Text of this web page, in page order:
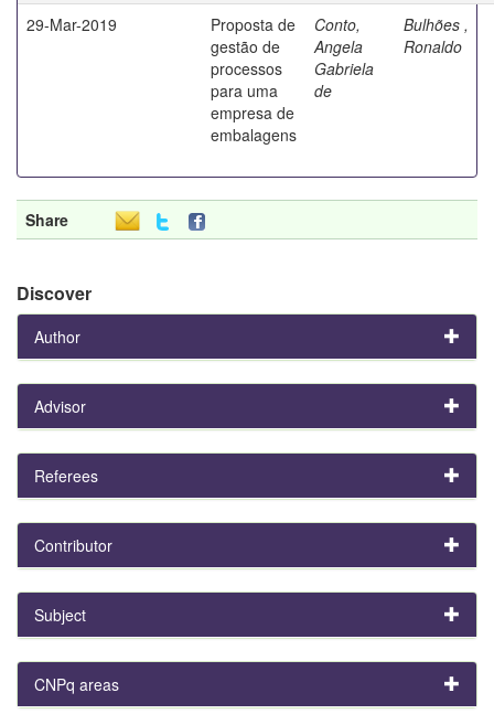
29-Mar-2019
Proposta de
gestão de
processos
para uma
empresa de
embalagens
Conto,
Angela
Gabriela
de
Bulhões ,
Ronaldo
Share
Discover
Author
Advisor
Referees
Contributor
Subject
CNPq areas